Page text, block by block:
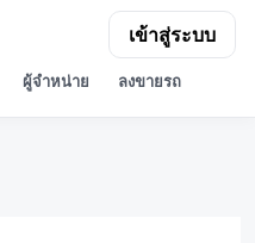
ผู้จำหน่าย ลงขายรถ
เข้าสู่ระบบ